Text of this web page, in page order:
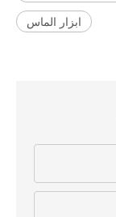
ابزار الماس